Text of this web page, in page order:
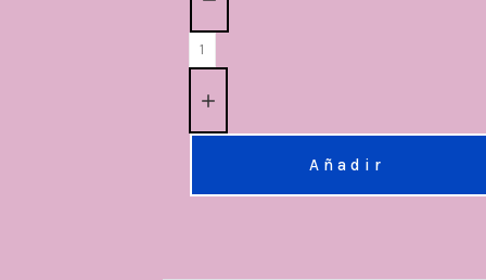
Añadir